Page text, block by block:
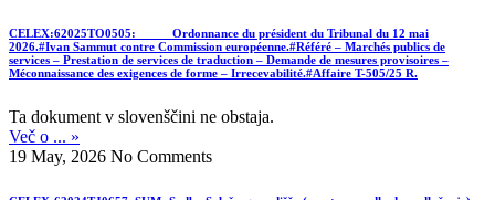
CELEX:62025TO0505: Ordonnance du président du Tribunal du 12 mai
2026.#Ivan Sammut contre Commission européenne.#Référé – Marchés publics de
services – Prestation de services de traduction – Demande de mesures provisoires –
Méconnaissance des exigences de forme – Irrecevabilité.#Affaire T-505/25 R.
Ta dokument v slovenščini ne obstaja.
Več o ... »
19 May, 2026 No Comments